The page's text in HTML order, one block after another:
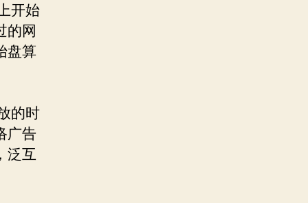
开始
的网
盘算
的时
广告
泛互